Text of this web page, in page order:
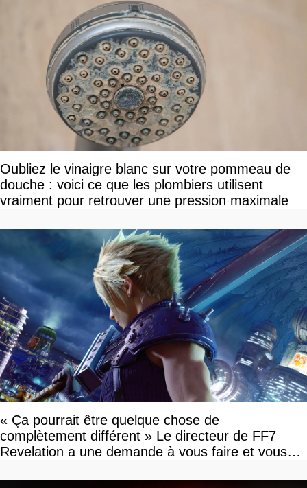
Oubliez le vinaigre blanc sur votre pommeau de
douche : voici ce que les plombiers utilisent
vraiment pour retrouver une pression maximale
« Ça pourrait être quelque chose de
complètement différent » Le directeur de FF7
Revelation a une demande à vous faire et vous